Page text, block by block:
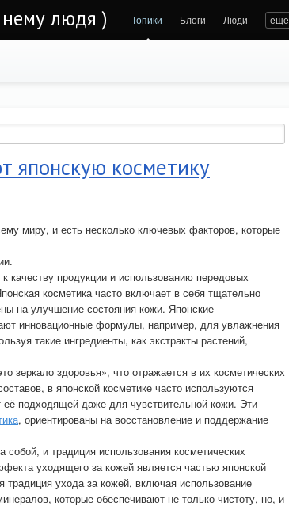
людя ) Топики Блоги Люди еще
японскую косметику
миру, и есть несколько ключевых факторов, которые
качеству продукции и использованию передовых
косметика часто включает в себя тщательно
на улучшение состояния кожи. Японские
инновационные формулы, например, для увлажнения
такие ингредиенты, как экстракты растений,
здоровья», что отражается в их косметических
в японской косметике часто используются
подходящей даже для чувствительной кожи. Эти
, ориентированы на восстановление и поддержание
и традиция использования косметических
уходящего за кожей является частью японской
ухода за кожей, включая использование
которые обеспечивают не только чистоту, но, и